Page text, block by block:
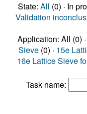
State: All (0) · In
Validation
Application: All (0) ·
Sieve (0) · 15e
16e Lattice Sieve
Task name: